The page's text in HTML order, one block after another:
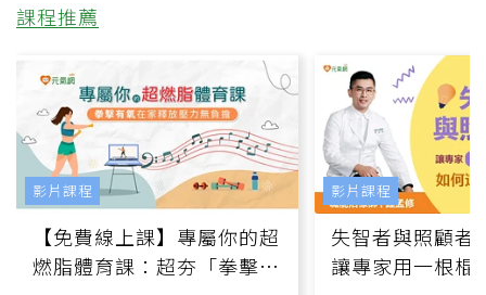
課程推薦
【免費線上課】專屬你的超
燃脂體育課：超夯「拳擊有
影片課程
失智者與照顧者
讓專家用一根棍
影片課程